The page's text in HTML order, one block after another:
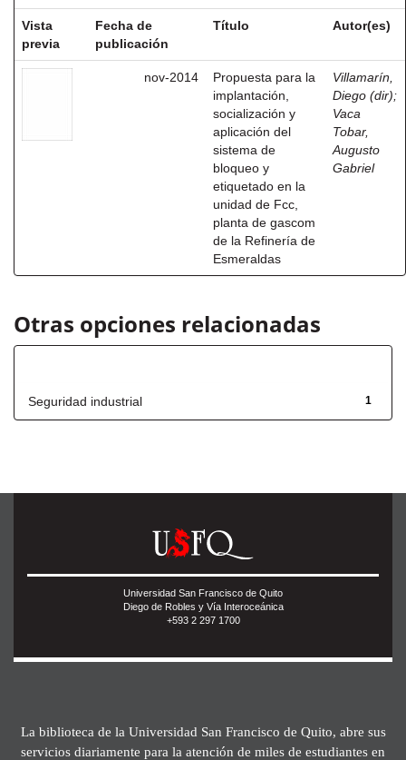
Vista
previa
Fecha de
publicación
Título Autor(es)
nov-2014
Propuesta para la
implantación,
socialización y
aplicación del
sistema de
bloqueo y
etiquetado en la
unidad de Fcc,
planta de gascom
de la Refinería de
Esmeraldas
Villamarín,
Diego (dir);
Vaca
Tobar,
Augusto
Gabriel
Otras opciones relacionadas
1
Seguridad industrial
Universidad San Francisco de Quito
Diego de Robles y Vía Interoceánica
+593 2 297 1700
La biblioteca de la Universidad San Francisco de Quito, abre sus
servicios diariamente para la atención de miles de estudiantes en